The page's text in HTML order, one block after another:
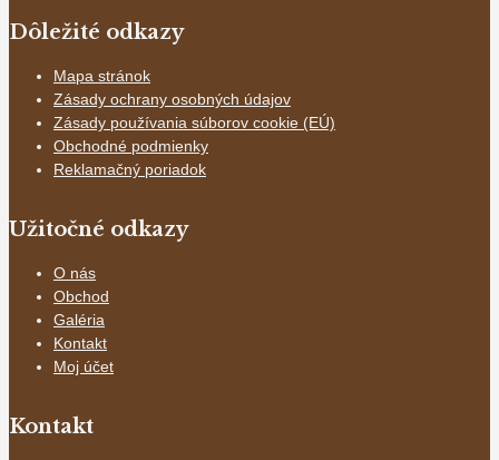
Dôležité odkazy
Mapa stránok
Zásady ochrany osobných údajov
Zásady používania súborov cookie (EÚ)
Obchodné podmienky
Reklamačný poriadok
Užitočné odkazy
O nás
Obchod
Galéria
Kontakt
Moj účet
Kontakt